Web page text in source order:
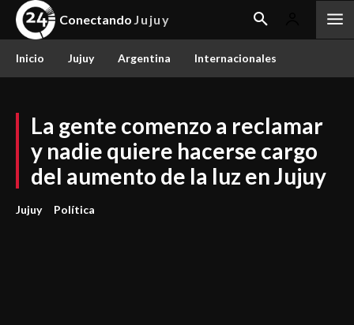
Conectando Jujuy
Inicio Jujuy Argentina Internacionales
La gente comenzo a reclamar
y nadie quiere hacerse cargo
del aumento de la luz en Jujuy
Jujuy Política